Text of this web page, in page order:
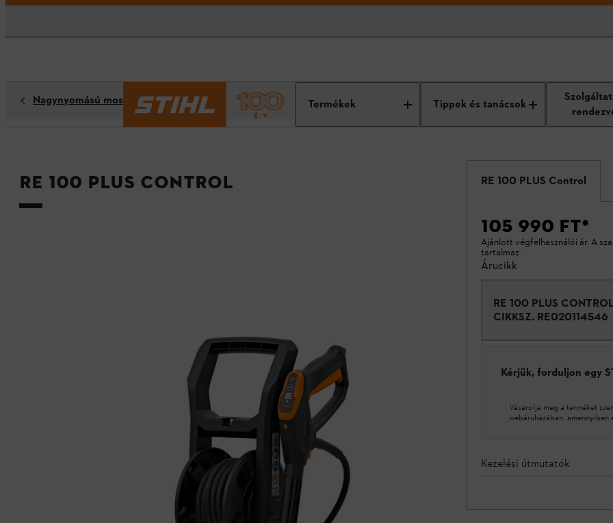
Termékek Tippek és tanácsok
Nagynyomású mosók
RE 100 PLUS CONTROL RE 100 PLUS Control
105 990 FT*
Ajánlott végfelhasználói ár. A
tartalmaz.
Árucikk
RE 100 PLUS
CIKKSZ. RE020114546
Kérjük, forduljon egy
Vásárolja meg a terméket
webáruházában, amennyiben
Kezelési útmutatók